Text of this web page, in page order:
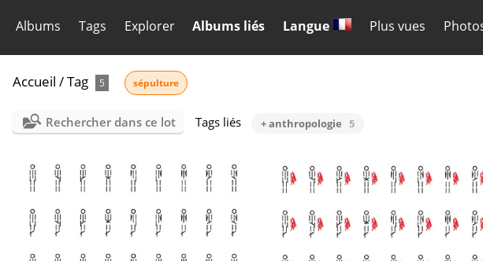
Albums Tags Explorer Albums liés Langue Plus vues
Accueil /Tag 5 sépulture
Rechercher dans ce lot Tags liés + anthropologie 5